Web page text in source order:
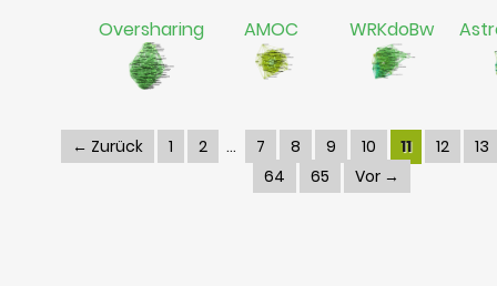
Oversharing AMOC WRKdoBw
← Zurück 1 2 7 8 9 10 11 12
13
64
65 Vor →